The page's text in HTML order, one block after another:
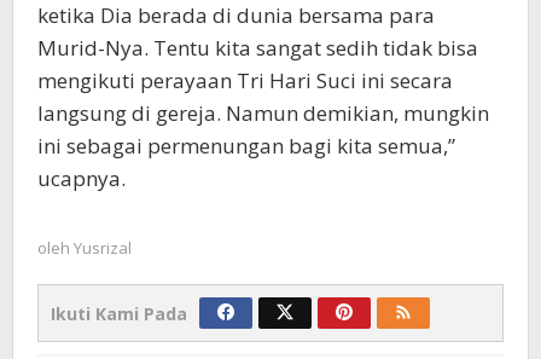
ketika Dia berada di dunia bersama para
Murid-Nya. Tentu kita sangat sedih tidak bisa
mengikuti perayaan Tri Hari Suci ini secara
langsung di gereja. Namun demikian, mungkin
ini sebagai permenungan bagi kita semua,”
ucapnya.
oleh Yusrizal
Ikuti Kami Pada